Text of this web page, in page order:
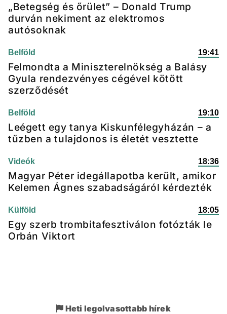
„Betegség és őrület” – Donald Trump
durván nekiment az elektromos
autósoknak
Belföld 19:41
Felmondta a Miniszterelnökség a Balásy
Gyula rendezvényes cégével kötött
szerződését
Belföld 19:10
Leégett egy tanya Kiskunfélegyházán – a
tűzben a tulajdonos is életét vesztette
Videók 18:36
Magyar Péter idegállapotba került, amikor
Kelemen Ágnes szabadságáról kérdezték
Külföld 18:05
Egy szerb trombitafesztiválon fotózták le
Orbán Viktort
Heti legolvasottabb hírek